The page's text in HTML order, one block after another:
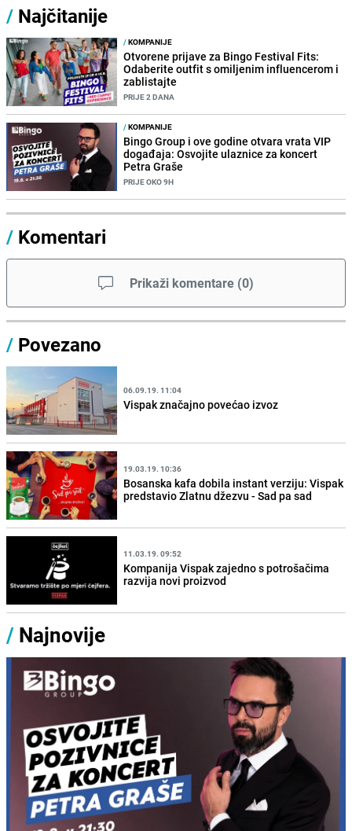
/ Najčitanije
/KOMPANIJE
Otvorene prijave za Bingo Festival Fits:
Odaberite outfit s omiljenim influencerom i
zablistajte
PRIJE 2 DANA
/KOMPANIJE
Bingo Group i ove godine otvara vrata VIP
događaja: Osvojite ulaznice za koncert
Petra Graše
PRIJE OKO 9H
/ Komentari
Prikaži komentare (0)
/ Povezano
06.09.19. 11:04
Vispak značajno povećao izvoz
19.03.19. 10:36
Bosanska kafa dobila instant verziju: Vispak
predstavio Zlatnu džezvu - Sad pa sad
11.03.19. 09:52
Kompanija Vispak zajedno s potrošačima
razvija novi proizvod
/ Najnovije